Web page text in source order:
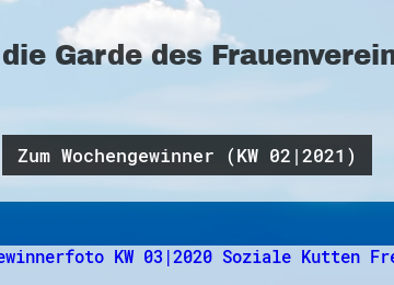
die Garde des
Zum Wochengewinner (KW 02|2021)